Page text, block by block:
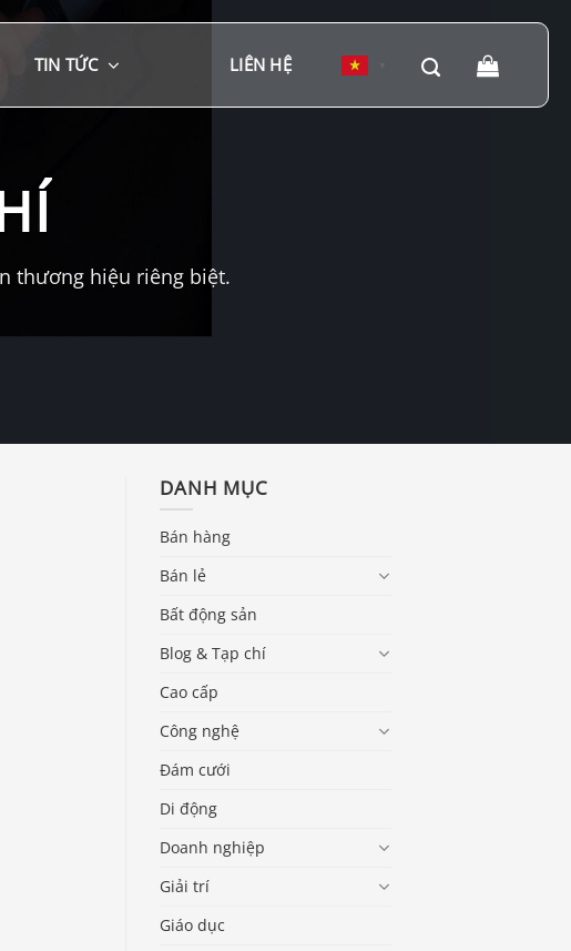
TIN TỨC LIÊN HỆ
thương hiệu riêng biệt.
DANH MỤC
Bán hàng
Bán lẻ
Bất động sản
Blog & Tạp chí
Cao cấp
Công nghệ
Đám cưới
Di động
Doanh nghiệp
Giải trí
Giáo dục